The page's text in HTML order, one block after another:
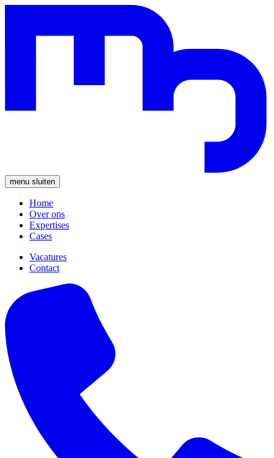
menu sluiten
Home
Over ons
Expertises
Cases
Vacatures
Contact